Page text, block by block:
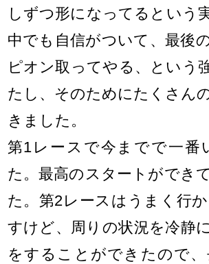
しずつ形になってるという
中でも自信がついて、最後
ピオン取ってやる、という
たし、そのためにたくさん
きました。
第1レースで今までで一番
た。最高のスタートができ
た。第2レースはうまく行
すけど、周りの状況を冷静
をすることができたので